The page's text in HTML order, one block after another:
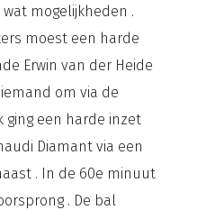
mogelijkheden .
moest een harde
Erwin van der Heide
om via de
ging een harde inzet
Diamant via een
. In de 60e minuut
. De bal